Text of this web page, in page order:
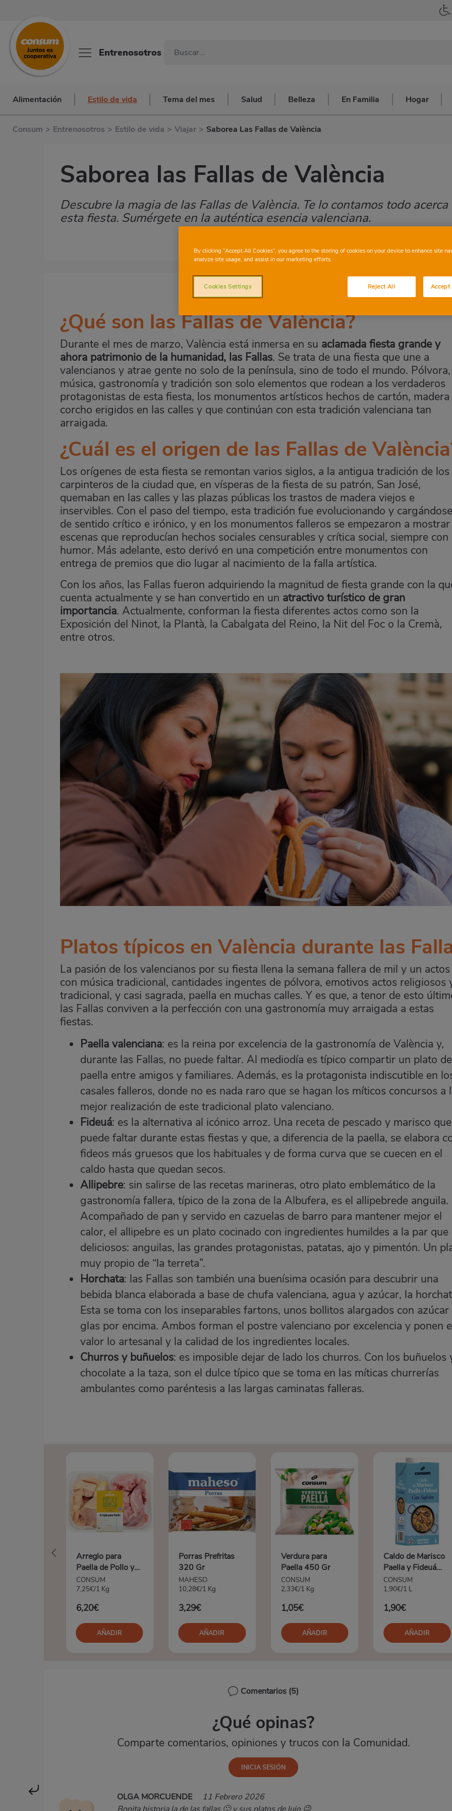
Entrenosotros
Alimentación Estilo de vida Tema del mes Salud Belleza En Familia Hogar
Consum > Entrenosotros > Estilo de vida > Viajar > Saborea Las Fallas de València
Saborea las Fallas de València
Subtítulo
Descubre la magia de las Fallas de València. Te lo contamos todo acerca
esta fiesta. Sumérgete en la auténtica esencia valenciana.
¿Qué son las Fallas de València?
Durante el mes de marzo, València está inmersa en su aclamada fiesta grande y
ahora patrimonio de la humanidad, las Fallas. Se trata de una fiesta que une a
valencianos y atrae gente no solo de la península, sino de todo el mundo. Pólvora,
música, gastronomía y tradición son solo elementos que rodean a los verdaderos
protagonistas de esta fiesta, los monumentos artísticos hechos de cartón,
corcho erigidos en las calles y que continúan con esta tradición valenciana tan
arraigada.
¿Cuál es el origen de las Fallas de
Los orígenes de esta fiesta se remontan varios siglos, a la antigua tradición de los
carpinteros de la ciudad que, en vísperas de la fiesta de su patrón, San José,
quemaban en las calles y las plazas públicas los trastos de madera viejos e
inservibles. Con el paso del tiempo, esta tradición fue evolucionando y cargándose
de sentido crítico e irónico, y en los monumentos falleros se empezaron a mostrar
escenas que reproducían hechos sociales censurables y crítica social, siempre con
humor. Más adelante, esto derivó en una competición entre monumentos con
entrega de premios que dio lugar al nacimiento de la falla artística.
Con los años, las Fallas fueron adquiriendo la magnitud de fiesta grande con la
cuenta actualmente y se han convertido en un atractivo turístico de gran
importancia. Actualmente, conforman la fiesta diferentes actos como son la
Exposición del Ninot, la Plantà, la Cabalgata del Reino, la Nit del Foc o la Cremà,
entre otros.
Platos típicos en València durante las
La pasión de los valencianos por su fiesta llena la semana fallera de mil y un actos
con música tradicional, cantidades ingentes de pólvora, emotivos actos religiosos
tradicional, y casi sagrada, paella en muchas calles. Y es que, a tenor de esto
las Fallas conviven a la perfección con una gastronomía muy arraigada a estas
fiestas.
Paella valenciana: es la reina por excelencia de la gastronomía de València y,
durante las Fallas, no puede faltar. Al mediodía es típico compartir un plato de
paella entre amigos y familiares. Además, es la protagonista indiscutible en
casales falleros, donde no es nada raro que se hagan los míticos concursos a
mejor realización de este tradicional plato valenciano.
Fideuá: es la alternativa al icónico arroz. Una receta de pescado y marisco
puede faltar durante estas fiestas y que, a diferencia de la paella, se elabora
fideos más gruesos que los habituales y de forma curva que se cuecen en el
caldo hasta que quedan secos.
Allipebre: sin salirse de las recetas marineras, otro plato emblemático de la
gastronomía fallera, típico de la zona de la Albufera, es el allipebrede anguila.
Acompañado de pan y servido en cazuelas de barro para mantener mejor el
calor, el allipebre es un plato cocinado con ingredientes humildes a la par que
deliciosos: anguilas, las grandes protagonistas, patatas, ajo y pimentón. Un
muy propio de “la terreta”.
Horchata: las Fallas son también una buenísima ocasión para descubrir una
bebida blanca elaborada a base de chufa valenciana, agua y azúcar, la
Esta se toma con los inseparables fartons, unos bollitos alargados con azúcar
glas por encima. Ambos forman el postre valenciano por excelencia y ponen
valor lo artesanal y la calidad de los ingredientes locales.
Churros y buñuelos: es imposible dejar de lado los churros. Con los buñuelos
chocolate a la taza, son el dulce típico que se toma en las míticas churrerías
ambulantes como paréntesis a las largas caminatas falleras.
Arreglo para
Paella de Pollo y
Conejo
CONSUM
7,25€/1 Kg
6,20€
AÑADIR
Porras Prefritas
320 Gr
MAHESO
10,28€/1 Kg
3,29€
AÑADIR
Verdura para
Paella 450 Gr
CONSUM
2,33€/1 Kg
1,05€
AÑADIR
Caldo de Marisco
Paella y Fideuá
con Sofrito 1 L
CONSUM
1,90€/1 L
1,90€
AÑADIR
Comentarios (5)
¿Qué opinas?
Comparte comentarios, opiniones y trucos con la Comunidad.
OLGA MORCUENDE
11 Febrero 2026
By clicking “Accept All Cookies”, you agree to the storing of cookies on your device to enhance site
analyze site usage, and assist in our marketing efforts.
Reject All Accept
Cookies Settings